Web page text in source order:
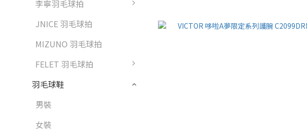
李寧羽毛球拍
JNICE 羽毛球拍
MIZUNO 羽毛球拍
FELET 羽毛球拍
羽毛球鞋
男裝
女裝